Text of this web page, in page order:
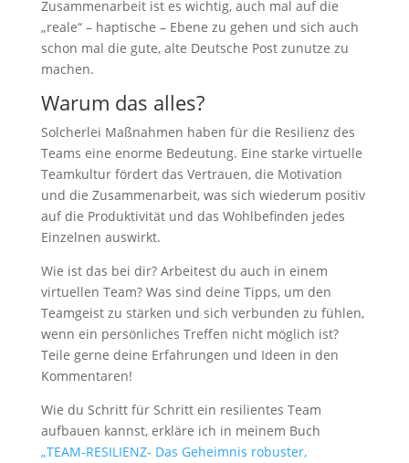
Zusammenarbeit ist es wichtig, auch mal auf die
„reale“ – haptische – Ebene zu gehen und sich auch
schon mal die gute, alte Deutsche Post zunutze zu
machen.
Warum das alles?
Solcherlei Maßnahmen haben für die Resilienz des
Teams eine enorme Bedeutung. Eine starke virtuelle
Teamkultur fördert das Vertrauen, die Motivation
und die Zusammenarbeit, was sich wiederum positiv
auf die Produktivität und das Wohlbefinden jedes
Einzelnen auswirkt.
Wie ist das bei dir? Arbeitest du auch in einem
virtuellen Team? Was sind deine Tipps, um den
Teamgeist zu stärken und sich verbunden zu fühlen,
wenn ein persönliches Treffen nicht möglich ist?
Teile gerne deine Erfahrungen und Ideen in den
Kommentaren!
Wie du Schritt für Schritt ein resilientes Team
aufbauen kannst, erkläre ich in meinem Buch
„TEAM-RESILIENZ- Das Geheimnis robuster,